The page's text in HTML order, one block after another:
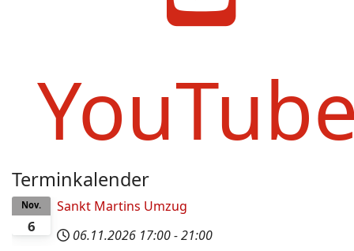
Terminkalender
6
Nov.
Sankt Martins Umzug
06.11.2026 17:00-21:00